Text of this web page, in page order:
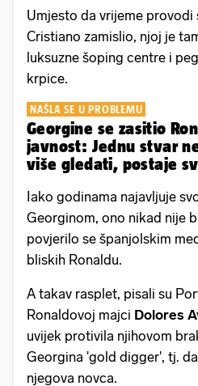
Umjesto da vrijeme
Cristiano zamislio, njoj je
luksuzne šoping centre i
krpice.
NAŠLA SE U PROBLEMU
Georgine se zasitio
javnost: Jednu stvar
više gledati, postaje
Iako godinama najavljuje
Georginom, ono nikad nije
povjerilo se španjolskim
bliskih Ronaldu.
A takav rasplet, pisali su
Ronaldovoj majci Dolores
uvijek protivila njihovom
Georgina 'gold digger', tj.
njegova novca.